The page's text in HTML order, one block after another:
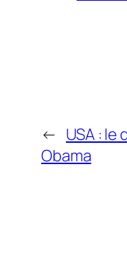
← USA :
Obama